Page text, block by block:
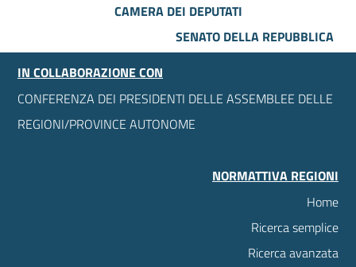
CAMERA DEI DEPUTATI
SENATO DELLA REPUBBLICA
IN COLLABORAZIONE CON
CONFERENZA DEI PRESIDENTI DELLE ASSEMBLEE DELLE
REGIONI/PROVINCE AUTONOME
NORMATTIVA REGIONI
Home
Ricerca semplice
Ricerca avanzata